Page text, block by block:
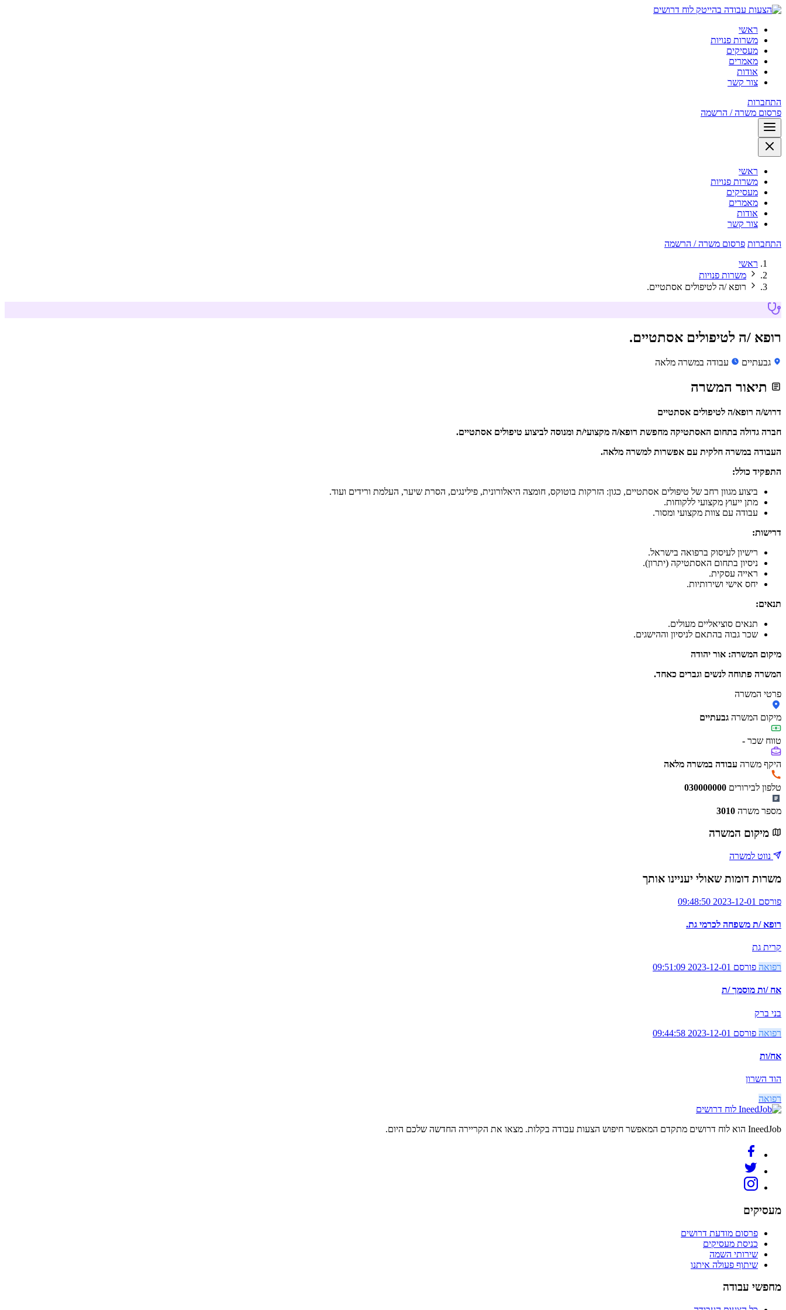
לוח דרושים
ראשי
משרות פנויות
מעסיקים
מאמרים
אודות
צור קשר
התחברות
פרסום משרה / הרשמה
ראשי
משרות פנויות
מעסיקים
מאמרים
אודות
צור קשר
התחברות פרסום משרה / הרשמה
ראשי
משרות פנויות
רופא /ה לטיפולים אסתטיים.
רופא /ה לטיפולים אסתטיים.
גבעתיים עבודה במשרה מלאה
תיאור המשרה
דרוש/ה רופא/ה לטיפולים אסתטיים
חברה גדולה בתחום האסתטיקה מחפשת רופא/ה מקצועי/ת ומנוסה לביצוע טיפולים אסתטיים.
העבודה במשרה חלקית עם אפשרות למשרה מלאה.
התפקיד כולל:
ביצוע מגוון רחב של טיפולים אסתטיים, כגון: הזרקות בוטוקס, חומצה היאלורונית, פילינגים, הסרת שיער, העלמת ורידים ועוד.
מתן ייעוץ מקצועי ללקוחות.
עבודה עם צוות מקצועי ומסור.
דרישות:
רישיון לעיסוק ברפואה בישראל.
ניסיון בתחום האסתטיקה (יתרון).
ראייה עסקית.
יחס אישי ושירותיות.
תנאים:
תנאים סוציאליים מעולים.
שכר גבוה בהתאם לניסיון וההישגים.
מיקום המשרה: אור יהודה
המשרה פתוחה לנשים וגברים כאחד.
פרטי המשרה
מיקום המשרה גבעתיים
טווח שכר -
היקף משרה עבודה במשרה מלאה
טלפון לבירורים 030000000
מספר משרה 3010
מיקום המשרה
נווט למשרה
משרות דומות שאולי יעניינו אותך
פורסם 2023-12-01 09:48:50
רופא /ת משפחה לכרמי גת.
קרית גת
רפואה פורסם 2023-12-01 09:51:09
אח /ות מוסמך /ת
בני ברק
רפואה פורסם 2023-12-01 09:44:58
אח/ות
הוד השרון
רפואה
לוח דרושים
IneedJob הוא לוח דרושים מתקדם המאפשר חיפוש הצעות עבודה בקלות. מצאו את הקריירה החדשה שלכם היום.
מעסיקים
פרסום מודעת דרושים
כניסת מעסיקים
שירותי השמה
שיתוף פעולה איתנו
מחפשי עבודה